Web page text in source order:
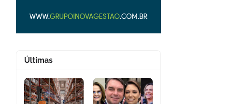
Últimas